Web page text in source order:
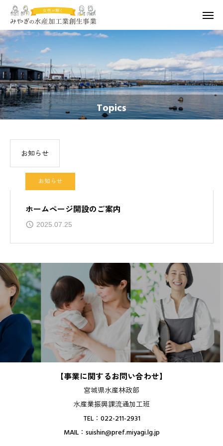
Topics
お知らせ
お知らせ
ホームページ開設のご案内
2025.07.25
【事業に関するお問い合わせ】
宮城県水産林政部
水産業振興課流通加工班
TEL：022-211-2931
MAIL：suishin@pref.miyagi.lg.jp